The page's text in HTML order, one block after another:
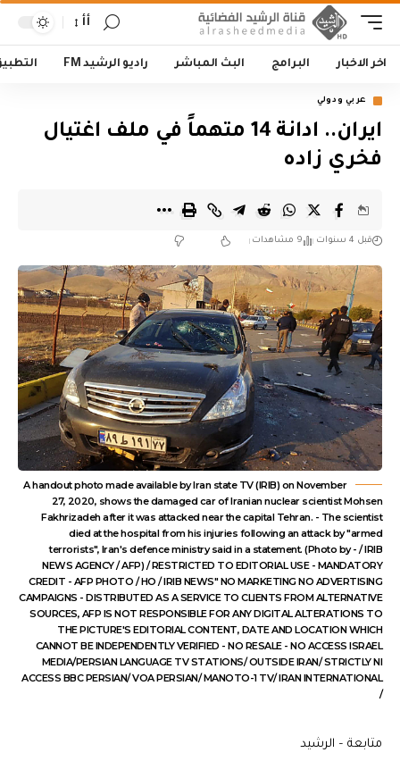
أأ
اخر الاخبار البرامج البث المباشر راديو الرشيد FM
عربي ودولي
ايران.. ادانة 14 متهماً في ملف اغتيال
فخري زاده
قبل 4 سنوات 9 مشاهدات
A handout photo made available by Iran state TV (IRIB) on November
27, 2020, shows the damaged car of Iranian nuclear scientist Mohsen
Fakhrizadeh after it was attacked near the capital Tehran. - The scientist
died at the hospital from his injuries following an attack by "armed
terrorists", Iran's defence ministry said in a statement. (Photo by - / IRIB
NEWS AGENCY / AFP) / RESTRICTED TO EDITORIAL USE - MANDATORY
CREDIT - AFP PHOTO / HO / IRIB NEWS" NO MARKETING NO ADVERTISING
CAMPAIGNS - DISTRIBUTED AS A SERVICE TO CLIENTS FROM ALTERNATIVE
SOURCES, AFP IS NOT RESPONSIBLE FOR ANY DIGITAL ALTERATIONS TO
THE PICTURE'S EDITORIAL CONTENT, DATE AND LOCATION WHICH
CANNOT BE INDEPENDENTLY VERIFIED - NO RESALE - NO ACCESS ISRAEL
MEDIA/PERSIAN LANGUAGE TV STATIONS/ OUTSIDE IRAN/ STRICTLY NI
ACCESS BBC PERSIAN/ VOA PERSIAN/ MANOTO-1 TV/ IRAN INTERNATIONAL
/
متابعة – الرشيد